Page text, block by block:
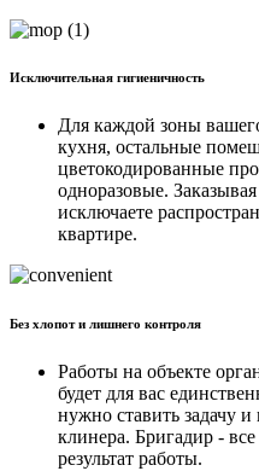
Исключительная гигиеничность
Для каждой зоны
кухня, остальные
цветокодированные
одноразовые.
исключаете
квартире.
Без хлопот и лишнего контроля
Работы на объекте
будет для вас
нужно ставить задачу
клинера. Бригадир - все
результат работы.